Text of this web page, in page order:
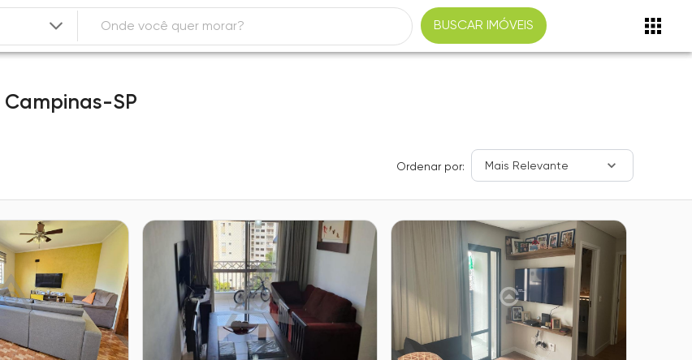
BUSCAR IMÓVEIS
Campinas-SP
Ordenar por: Mais Relevante